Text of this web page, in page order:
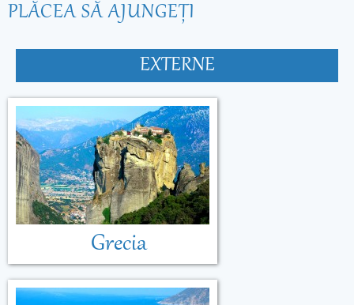
PLĂCEA SĂ AJUNGEŢI
EXTERNE
Grecia